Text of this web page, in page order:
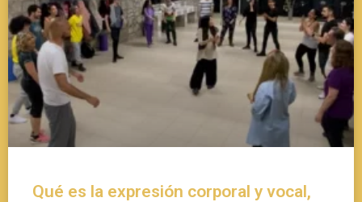
Qué es la expresión corporal y vocal,